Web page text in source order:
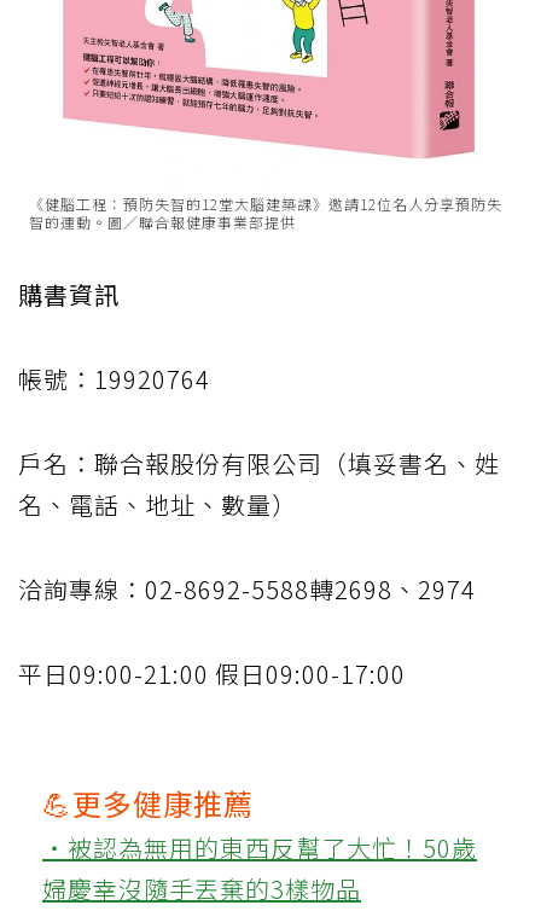
《健腦工程：預防失智的12堂大腦建築課》邀請12位名人分享預防失
智的運動。圖／聯合報健康事業部提供
購書資訊
帳號：19920764
戶名：聯合報股份有限公司（填妥書名、姓
名、電話、地址、數量）
洽詢專線：02-8692-5588轉2698、2974
平日09:00-21:00 假日09:00-17:00
💪更多健康推薦
‧被認為無用的東西反幫了大忙！50歲
婦慶幸沒隨手丟棄的3樣物品